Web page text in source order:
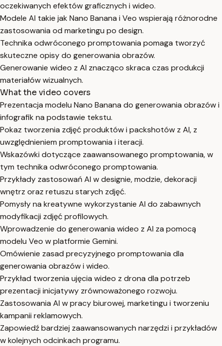
oczekiwanych efektów graficznych i wideo.
Modele AI takie jak Nano Banana i Veo wspierają różnorodne
zastosowania od marketingu po design.
Technika odwróconego promptowania pomaga tworzyć
skuteczne opisy do generowania obrazów.
Generowanie wideo z AI znacząco skraca czas produkcji
materiałów wizualnych.
What the video covers
Prezentacja modelu Nano Banana do generowania obrazów i
infografik na podstawie tekstu.
Pokaz tworzenia zdjęć produktów i packshotów z AI, z
uwzględnieniem promptowania i iteracji.
Wskazówki dotyczące zaawansowanego promptowania, w
tym technika odwróconego promptowania.
Przykłady zastosowań AI w designie, modzie, dekoracji
wnętrz oraz retuszu starych zdjęć.
Pomysły na kreatywne wykorzystanie AI do zabawnych
modyfikacji zdjęć profilowych.
Wprowadzenie do generowania wideo z AI za pomocą
modelu Veo w platformie Gemini.
Omówienie zasad precyzyjnego promptowania dla
generowania obrazów i wideo.
Przykład tworzenia ujęcia wideo z drona dla potrzeb
prezentacji inicjatywy zrównoważonego rozwoju.
Zastosowania AI w pracy biurowej, marketingu i tworzeniu
kampanii reklamowych.
Zapowiedź bardziej zaawansowanych narzędzi i przykładów
w kolejnych odcinkach programu.